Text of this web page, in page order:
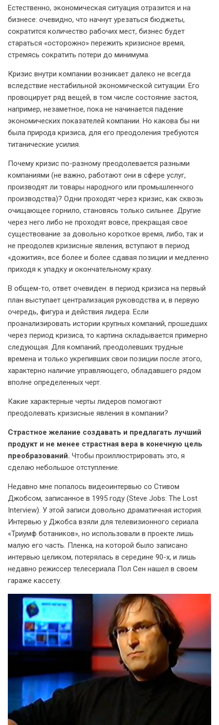
Естественно, экономическая ситуация отразится и на
бизнесе: очевидно, что начнут урезаться бюджеты,
сократится количество рабочих мест, бизнес будет
стараться «осторожно» пережить кризисное время,
стремясь сократить потери до минимума.
Кризис внутри компании возникает далеко не всегда
вследствие нестабильной экономической ситуации. Его
провоцирует ряд вещей, в том числе состояние застоя,
например, незаметное, пока не начинается падение
экономических показателей компании. Но какова бы ни
была природа кризиса, для его преодоления требуются
титанические усилия.
Почему кризис по-разному преодолевается разными
компаниями (не важно, работают они в сфере услуг,
производят ли товары народного или промышленного
производства)? Одни проходят через кризис, как сквозь
очищающее горнило, становясь только сильнее. Другие
через него либо не проходят вовсе, прекращая свое
существование за довольно короткое время, либо, так и
не преодолев кризисные явления, вступают в период
«дожития», все более и более сдавая позиции и медленно
приходя к упадку и окончательному краху.
В общем-то, ответ очевиден: в период кризиса на первый
план выступает централизация руководства и, в первую
очередь, фигура и действия лидера. Если
проанализировать истории крупных компаний, прошедших
через период кризиса, то картина складывается примерно
следующая. Для компаний, преодолевших трудные
времена и только укрепивших свои позиции после этого,
характерно наличие управляющего, обладавшего рядом
вполне определенных черт.
Какие характерные черты лидеров помогают
преодолевать кризисные явления в компании?
Страстное желание создавать и предлагать лучший
продукт и не менее страстная вера в конечную цель
преобразований. Чтобы проиллюстрировать это, я
сделаю небольшое отступление.
Недавно мне попалось видеоинтервью со Стивом
Джобсом, записанное в 1995 году (Steve Jobs: The Lost
Interview). У этой записи довольно драматичная история.
Интервью у Джобса взяли для телевизионного сериала
«Триумф ботаников», но использовали в проекте лишь
малую его часть. Пленка, на которой было записано
интервью целиком, потерялась в середине 90-х, и лишь
недавно режиссер телесериала Пол Сен нашел в своем
гараже кассету.